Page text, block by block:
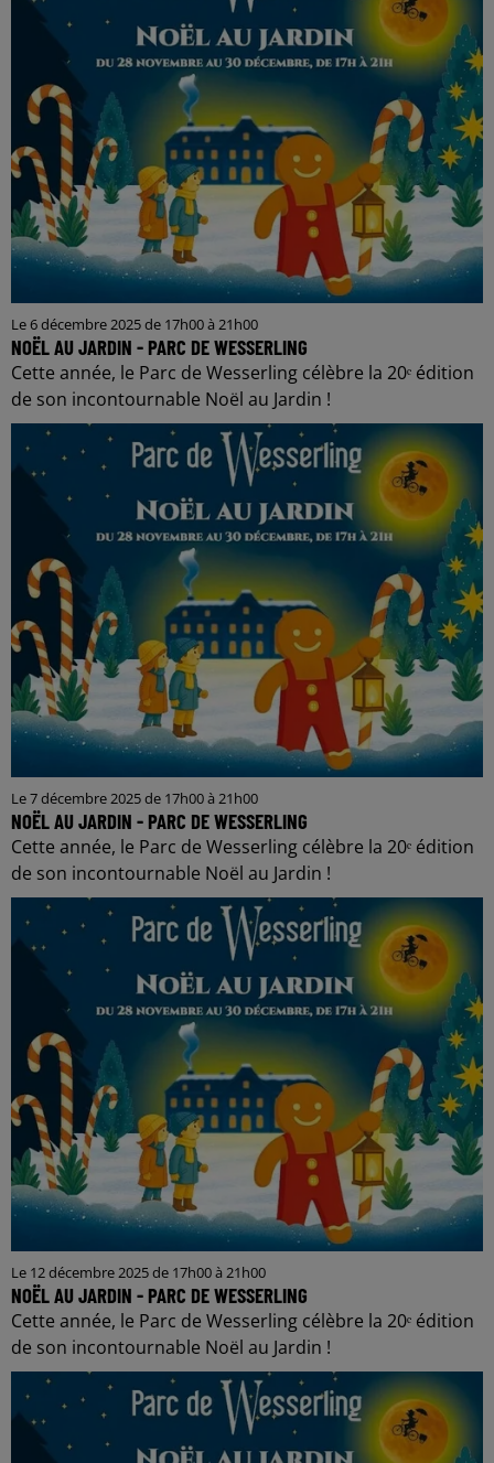
Le 6 décembre 2025 de 17h00 à 21h00
NOËL AU JARDIN - PARC DE WESSERLING
Cette année, le Parc de Wesserling célèbre la 20ᵉ édition
de son incontournable Noël au Jardin !
Le 7 décembre 2025 de 17h00 à 21h00
NOËL AU JARDIN - PARC DE WESSERLING
Cette année, le Parc de Wesserling célèbre la 20ᵉ édition
de son incontournable Noël au Jardin !
Le 12 décembre 2025 de 17h00 à 21h00
NOËL AU JARDIN - PARC DE WESSERLING
Cette année, le Parc de Wesserling célèbre la 20ᵉ édition
de son incontournable Noël au Jardin !